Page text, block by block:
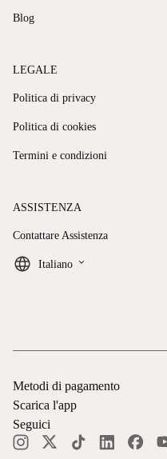
Blog
LEGALE
Politica di privacy
Politica di cookies
Termini e condizioni
ASSISTENZA
Contattare Assistenza
Italiano keyboard_arrow_down
Metodi di pagamento
Scarica l'app
Seguici